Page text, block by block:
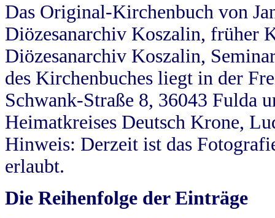
Das Original-Kirchenbuch von
Diözesanarchiv Koszalin, früher
Diözesanarchiv Koszalin,
des Kirchenbuches liegt in der
Schwank-Straße 8, 36043 Fulda
Heimatkreises Deutsch Krone,
Hinweis: Derzeit ist das
erlaubt.
Die Reihenfolge der Einträge